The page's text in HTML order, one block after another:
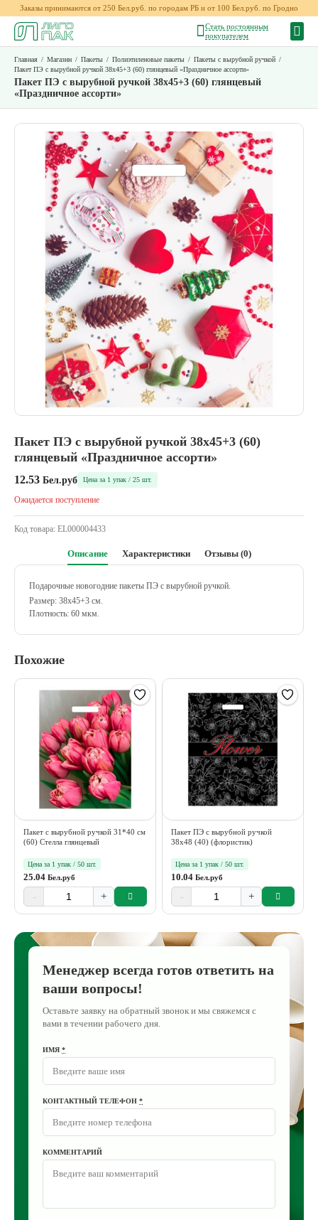
Заказы принимаются от 250 Бел.руб. по городам РБ и от 100 Бел.руб. по Гродно
Стать постоянным
покупателем
Главная / Магазин / Пакеты / Полиэтиленовые пакеты / Пакеты с вырубной ручкой /
Пакет ПЭ с вырубной ручкой 38х45+3 (60) глянцевый «Праздничное ассорти»
Пакет ПЭ с вырубной ручкой 38х45+3 (60) глянцевый
«Праздничное ассорти»
Пакет ПЭ с вырубной ручкой 38х45+3 (60)
глянцевый «Праздничное ассорти»
12.53 Бел.руб Цена за 1 упак / 25 шт.
Ожидается поступление
Код товара: EL000004433
Описание Характеристики Отзывы (0)
Подарочные новогодние пакеты ПЭ с вырубной ручкой.
Размер: 38х45+3 см.
Плотность: 60 мкм.
Похожие
Пакет с вырубной ручкой 31*40 см
(60) Стелла глянцевый
Цена за 1 упак / 50 шт.
25.04 Бел.руб
- +
Пакет ПЭ с вырубной ручкой
38х48 (40) (флористик)
Цена за 1 упак / 50 шт.
10.04 Бел.руб
- +
Менеджер всегда готов ответить на
ваши вопросы!
Оставьте заявку на обратный звонок и мы свяжемся с
вами в течении рабочего дня.
ИМЯ *
КОНТАКТНЫЙ ТЕЛЕФОН *
КОММЕНТАРИЙ